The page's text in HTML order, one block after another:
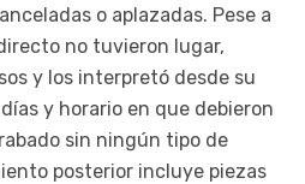
o aplazadas. Pese a
no tuvieron lugar,
y los interpretó desde su
y horario en que debieron
sin ningún tipo de
posterior incluye piezas